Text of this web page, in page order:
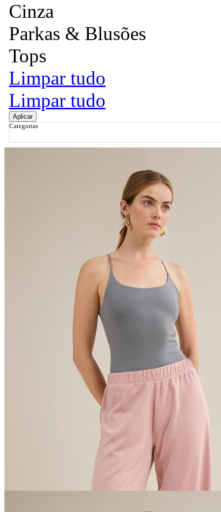
Cinza
Parkas & Blusões
Tops
Limpar tudo
Limpar tudo
Aplicar
Categorias